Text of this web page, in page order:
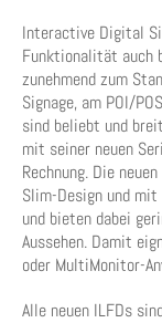
Interactive Digital
Funktionalität auch
zunehmend zum
Signage, am POI/
sind beliebt und
mit seiner neuen
Rechnung. Die
Slim-Design und
und bieten dabei
Aussehen. Damit
oder MultiMonitor-
Alle neuen ILFDs